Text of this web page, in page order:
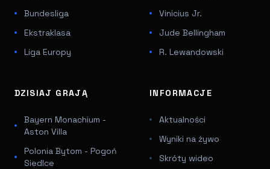
Bundesliga
Ekstraklasa
Liga Europy
Vinicius Jr.
Jude Bellingham
R. Lewandowski
DZISIAJ GRAJĄ
Bayern Monachium -
Aston Villa
Polonia Bytom - Pogoń
Siedlce
INFORMACJE
Aktualności
Wyniki na żywo
Skróty wideo